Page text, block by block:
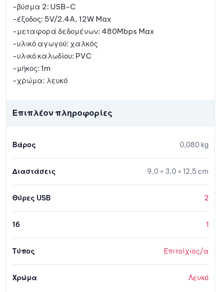
-βύσμα 2: USB-C
-έξοδος: 5V/2.4A, 12W Max
-μεταφορά δεδομένων: 480Mbps Max
-υλικό αγωγού: χαλκός
-υλικό καλωδίου: PVC
-μήκος: 1m
-χρώμα: λευκό
Επιπλέον πληροφορίες
Βάρος 0,080 kg
Διαστάσεις 9,0 × 3,0 × 12,5 cm
Θύρες USB 2
16 1
Τύπος Επιτοίχιος/α
Χρώμα Λευκό